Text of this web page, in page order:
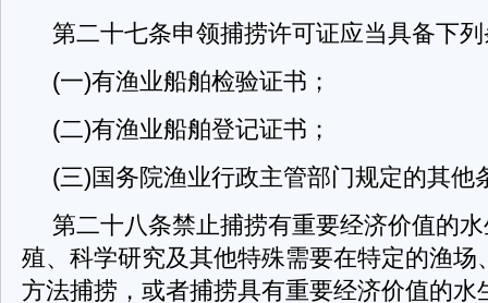
第二十七条申领捕捞许可证应当具备下
(一)有渔业船舶检验证书；
(二)有渔业船舶登记证书；
(三)国务院渔业行政主管部门规定的其他
第二十八条禁止捕捞有重要经济价值的
殖、科学研究及其他特殊需要在特定的渔场
方法捕捞，或者捕捞具有重要经济价值的水